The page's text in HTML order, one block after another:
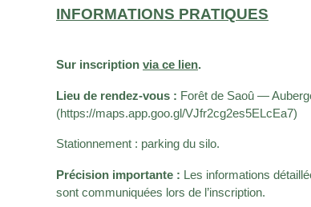
INFORMATIONS PRATIQUES
Sur inscription via ce lien.
Lieu de rendez-vous : Forêt de Saoû —
(https://maps.app.goo.gl/VJfr2cg2es5ELcEa7)
Stationnement : parking du silo.
Précision importante : Les informations
sont communiquées lors de l’inscription.